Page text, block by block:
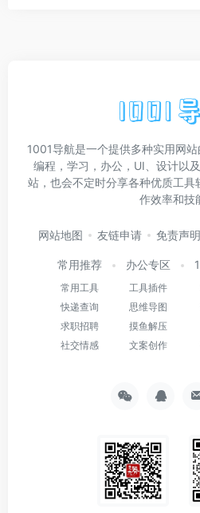
1001导航是一个提供多种实用网站
编程，学习，办公，UI、设计以
站，也会不定时分享各种优质工
作效率和技
网站地图 友链申请 免责声明
常用推荐
常用工具
快递查询
求职招聘
社交情感
办公专区
工具插件
思维导图
摸鱼解压
文案创作